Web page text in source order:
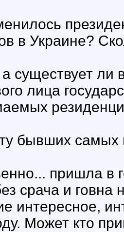
в Украине?
существует ли
лица
бывших самых
пришла в
срача и говна
интересное,
Может кто